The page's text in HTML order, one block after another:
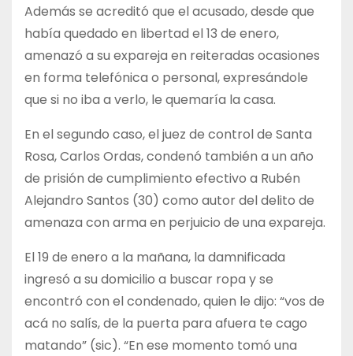
Además se acreditó que el acusado, desde que
había quedado en libertad el 13 de enero,
amenazó a su expareja en reiteradas ocasiones
en forma telefónica o personal, expresándole
que si no iba a verlo, le quemaría la casa.
En el segundo caso, el juez de control de Santa
Rosa, Carlos Ordas, condenó también a un año
de prisión de cumplimiento efectivo a Rubén
Alejandro Santos (30) como autor del delito de
amenaza con arma en perjuicio de una expareja.
El 19 de enero a la mañana, la damnificada
ingresó a su domicilio a buscar ropa y se
encontró con el condenado, quien le dijo: “vos de
acá no salís, de la puerta para afuera te cago
matando” (sic). “En ese momento tomó una